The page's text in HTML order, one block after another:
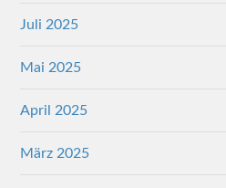
Juli 2025
Mai 2025
April 2025
März 2025